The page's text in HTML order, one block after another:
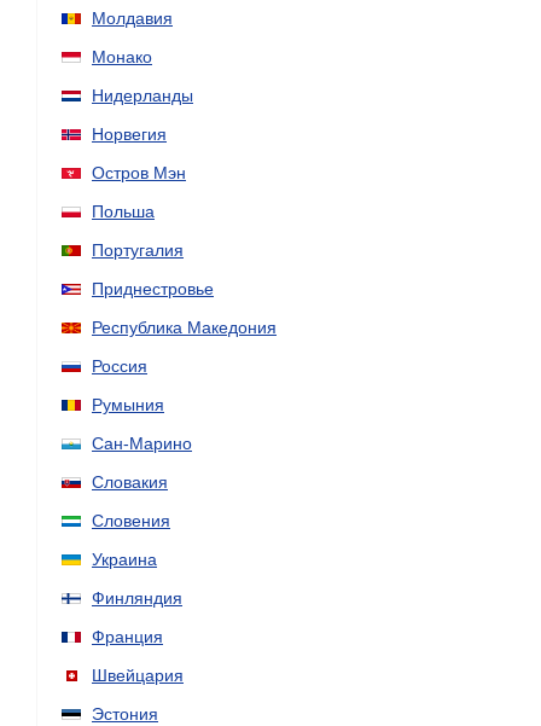
Молдавия
Монако
Нидерланды
Норвегия
Остров Мэн
Польша
Португалия
Приднестровье
Республика Македония
Россия
Румыния
Сан-Марино
Словакия
Словения
Украина
Финляндия
Франция
Швейцария
Эстония